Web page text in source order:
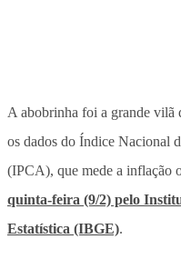
A abobrinha foi a grande vilã
os dados do Índice Nacional
(IPCA), que mede a inflação
quinta-feira (9/2) pelo
Estatística (IBGE).